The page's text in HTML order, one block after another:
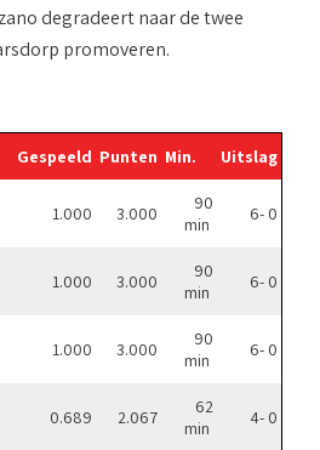
degradeert naar de twee
promoveren.
Gespeeld Punten Min. Uitslag
1.000 3.000
90
min
6- 0
1.000 3.000
90
min
6- 0
1.000 3.000
90
min
6- 0
0.689 2.067
62
min
4- 0